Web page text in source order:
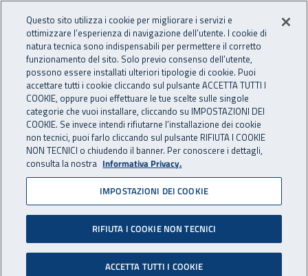
INAIL - Istituto Nazionale
Apri cerca
Navigazione principale
Navigazione - Ti trovi in:
Home Inail comunica News
14 novembre 2017
Sardegna, l’Inail e il
Comune di Paulilatino
puntano sulla sicurezza sul
Questo sito utilizza i cookie per migliorare i servizi e
ottimizzare l’esperienza di navigazione dell’utente. I cookie di
natura tecnica sono indispensabili per permettere il corretto
funzionamento del sito. Solo previo consenso dell’utente,
possono essere installati ulteriori tipologie di cookie. Puoi
accettare tutti i cookie cliccando sul pulsante ACCETTA TUTTI I
COOKIE, oppure puoi effettuare le tue scelte sulle singole
categorie che vuoi installare, cliccando su IMPOSTAZIONI DEI
COOKIE. Se invece intendi rifiutarne l’installazione dei cookie
non tecnici, puoi farlo cliccando sul pulsante RIFIUTA I COOKIE
NON TECNICI o chiudendo il banner. Per conoscere i dettagli,
consulta la nostra Informativa Privacy.
IMPOSTAZIONI DEI COOKIE
RIFIUTA I COOKIE NON TECNICI
ACCETTA TUTTI I COOKIE